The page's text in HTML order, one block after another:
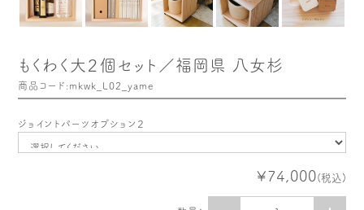
もくわく大２個セット／福岡県 八女杉
商品コード:mkwk_L02_yame
ジョイントパーツオプション２
¥74,000(税込)